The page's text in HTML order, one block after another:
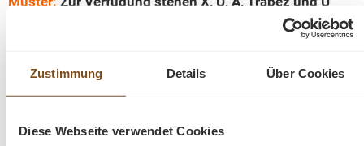
Zustimmung Details Über Cookies
Diese Webseite verwendet Cookies
Farbe:Grau, Schwarz oder Weiß. Bitte die Gewünschte
Die Preise sind pro Set (=2 Stück) gemeint. Siehe